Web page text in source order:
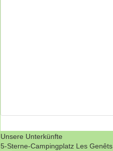
Unsere Unterkünfte
5-Sterne-Campingplatz Les Genêts